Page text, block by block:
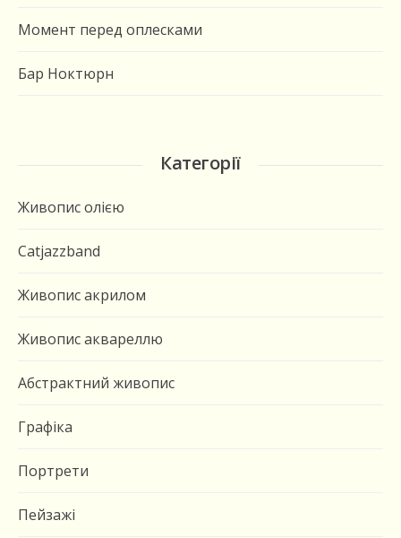
Момент перед оплесками
Бар Ноктюрн
Категорії
Живопис олією
Catjazzband
Живопис акрилом
Живопис аквареллю
Абстрактний живопис
Графіка
Портрети
Пейзажі